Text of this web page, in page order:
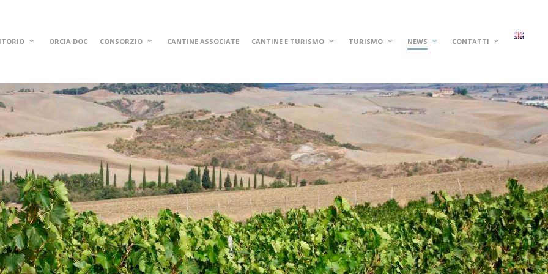
ORCIA DOC CONSORZIO CANTINE ASSOCIATE CANTINE E TURISMO TURISMO NEWS CONTATTI